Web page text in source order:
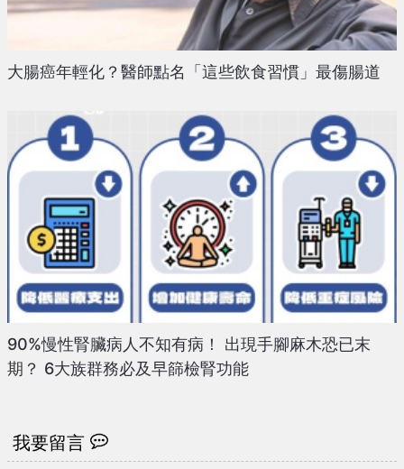
大腸癌年輕化？醫師點名「這些飲食習慣」最傷腸道
90%慢性腎臟病人不知有病！ 出現手腳麻木恐已末
期？ 6大族群務必及早篩檢腎功能
我要留言